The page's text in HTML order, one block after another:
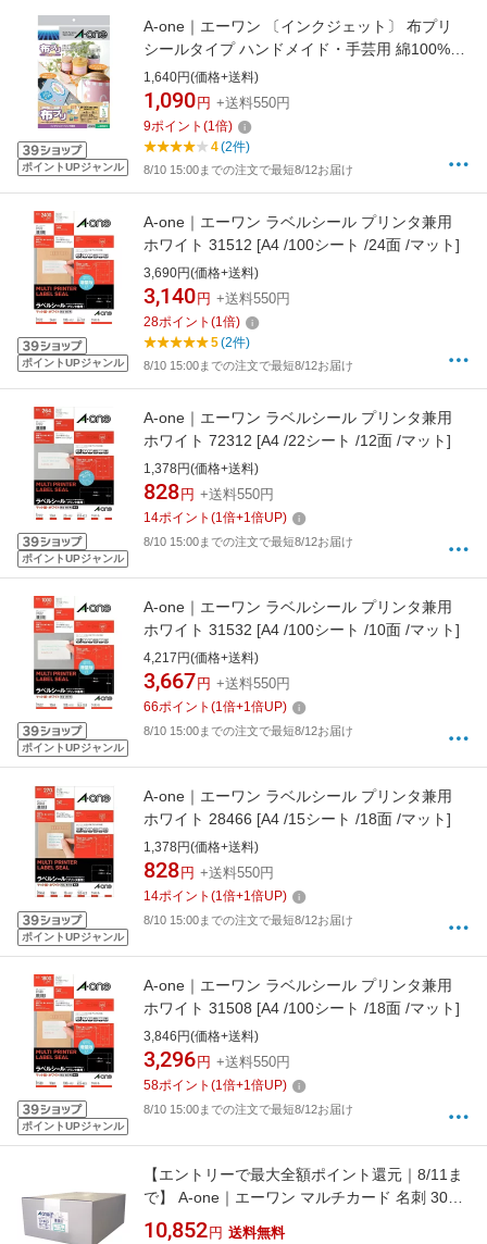
ポイントUPジャンル
A-one｜エーワン 〔インクジェット〕 布プリ
シールタイプ ハンドメイド・手芸用 綿100%
(A4サイズ×2枚) 白 30501
1,640円(価格+送料)
1,090 円 +送料550円
9ポイント (1倍)
4(2件)
8/10 15:00までの注文で最短8/12お届け
ポイントUPジャンル
A-one｜エーワン ラベルシール プリンタ兼用
ホワイト 31512 [A4 /100シート /24面 /マット]
3,690円(価格+送料)
3,140 円 +送料550円
28ポイント (1倍)
5(2件)
8/10 15:00までの注文で最短8/12お届け
ポイントUPジャンル
A-one｜エーワン ラベルシール プリンタ兼用
ホワイト 72312 [A4 /22シート /12面 /マット]
1,378円(価格+送料)
828 円 +送料550円
14ポイント (1倍+1倍UP)
8/10 15:00までの注文で最短8/12お届け
ポイントUPジャンル
A-one｜エーワン ラベルシール プリンタ兼用
ホワイト 31532 [A4 /100シート /10面 /マット]
4,217円(価格+送料)
3,667 円 +送料550円
66ポイント (1倍+1倍UP)
8/10 15:00までの注文で最短8/12お届け
ポイントUPジャンル
A-one｜エーワン ラベルシール プリンタ兼用
ホワイト 28466 [A4 /15シート /18面 /マット]
1,378円(価格+送料)
828 円 +送料550円
14ポイント (1倍+1倍UP)
8/10 15:00までの注文で最短8/12お届け
ポイントUPジャンル
A-one｜エーワン ラベルシール プリンタ兼用
ホワイト 31508 [A4 /100シート /18面 /マット]
3,846円(価格+送料)
3,296 円 +送料550円
58ポイント (1倍+1倍UP)
8/10 15:00までの注文で最短8/12お届け
【エントリーで最大全額ポイント還元｜8/11ま
で】 A-one｜エーワン マルチカード 名刺 3000
枚 (A4サイズ 10面×300シート) 白無地 51863
10,852 円 送料無料